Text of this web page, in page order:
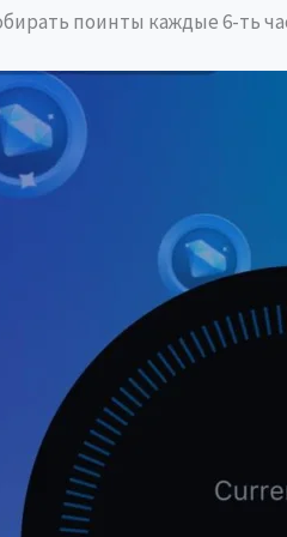
поинты каждые 6-ть